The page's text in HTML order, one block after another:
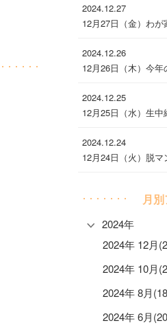
2024.12.27
12月27日（金）わ
2024.12.26
12月26日（木）今
2024.12.25
12月25日（水）生中
2024.12.24
12月24日（火）脱
月
2024年
2024年 12月
2024年 10月
2024年 8月
2024年 6月